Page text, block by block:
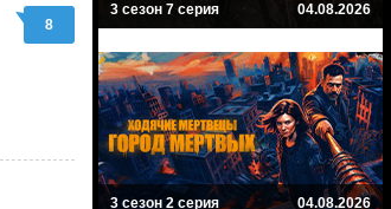
8
3 сезон 7 серия 04.08.2026
3 сезон 2 серия 04.08.2026